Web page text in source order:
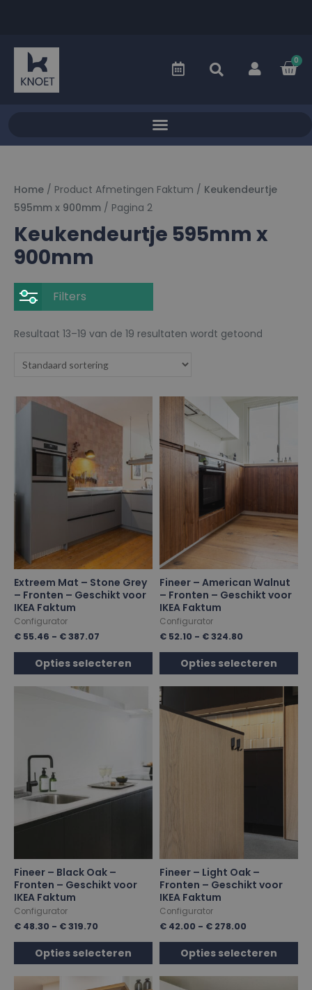
0
Home / Product Afmetingen Faktum / Keukendeurtje
595mm x 900mm / Pagina 2
Keukendeurtje 595mm x
900mm
Filters
Resultaat 13–19 van de 19 resultaten wordt getoond
Extreem Mat – Stone Grey
– Fronten – Geschikt voor
IKEA Faktum
Configurator
€ 55.46 - €387.07
Opties selecteren
Fineer – American Walnut
– Fronten – Geschikt voor
IKEA Faktum
Configurator
€ 52.10 - €324.80
Opties selecteren
Fineer – Black Oak –
Fronten – Geschikt voor
IKEA Faktum
Configurator
€ 48.30 - €319.70
Opties selecteren
Fineer – Light Oak –
Fronten – Geschikt voor
IKEA Faktum
Configurator
€ 42.00 - € 278.00
Opties selecteren